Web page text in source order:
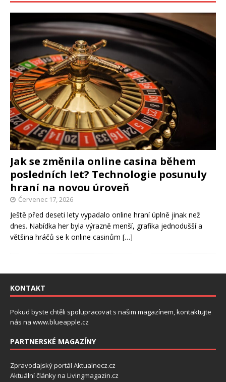
Jak se změnila online casina během
posledních let? Technologie posunuly
hraní na novou úroveň
Červenec 17, 2026
Ještě před deseti lety vypadalo online hraní úplně jinak než
dnes. Nabídka her byla výrazně menší, grafika jednodušší a
většina hráčů se k online casinům […]
KONTAKT
Pokud byste chtěli spolupracovat s našim magazínem, kontaktujte
nás na www.blueapple.cz
PARTNERSKÉ MAGAZÍNY
Zpravodajský portál Aktualnecz.cz
Aktuální články na Livingmagazin.cz